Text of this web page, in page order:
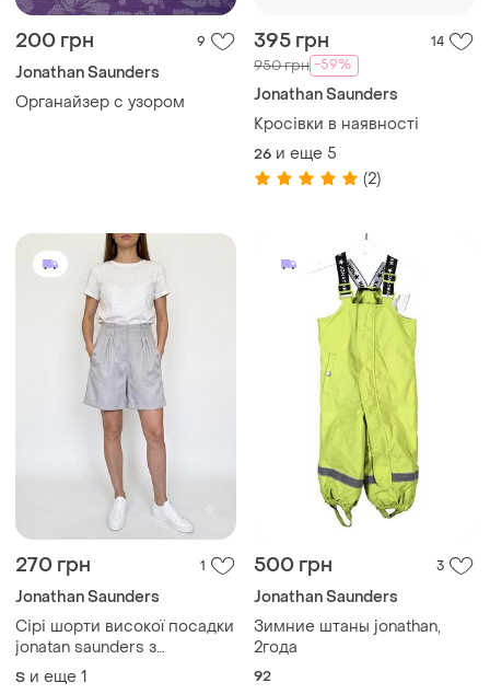
200 грн 9
Jonathan Saunders
Органайзер с узором
395 грн 14
950 грн -59%
Jonathan Saunders
Кросівки в наявності
26 и еще 5
(2)
270 грн 1
Jonathan Saunders
Сірі шорти високої посадки
jonatan saunders з
защипами
S и еще 1
500 грн 3
Jonathan Saunders
Зимние штаны jonathan,
2года
92